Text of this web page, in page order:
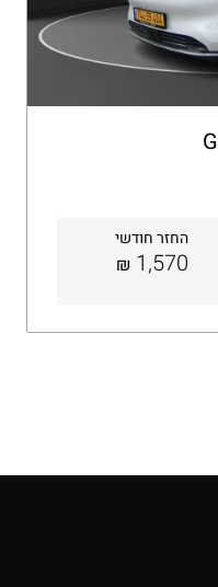
החזר חודשי
1,570
₪
Whatsapp